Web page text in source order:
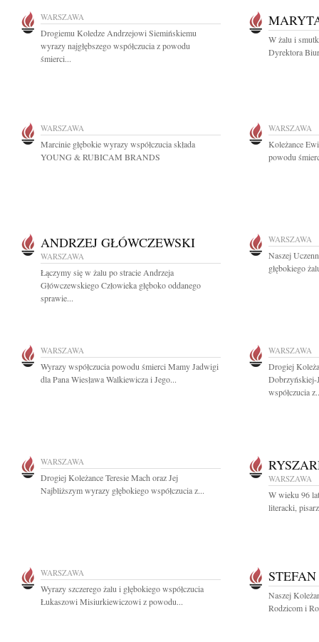
WARSZAWA
Drogiemu Koledze Andrzejowi Siemińskiemu
wyrazy najgłębszego współczucia z powodu
śmierci...
W żalu i
Dyrektora
WARSZAWA
Marcinie głębokie wyrazy współczucia składa
YOUNG & RUBICAM BRANDS
WARSZAWA
Koleżance
powodu
ANDRZEJ GŁÓWCZEWSKI
WARSZAWA
Łączymy się w żalu po stracie Andrzeja
Główczewskiego Człowieka głęboko oddanego
sprawie...
WARSZAWA
Naszej
głębokiego
WARSZAWA
Wyrazy współczucia powodu śmierci Mamy Jadwigi
dla Pana Wiesława Walkiewicza i Jego...
WARSZAWA
Drogiej
Dobrzyńskiej-
współczucia
WARSZAWA
Drogiej Koleżance Teresie Mach oraz Jej
Najbliższym wyrazy głębokiego współczucia z...
WARSZAWA
W wieku 96
literacki,
WARSZAWA
Wyrazy szczerego żalu i głębokiego współczucia
Łukaszowi Misiurkiewiczowi z powodu...
Naszej
Rodzicom i